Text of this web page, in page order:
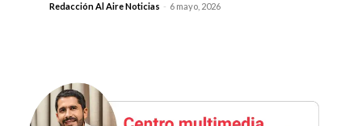
Redacción Al Aire Noticias - 6 mayo, 2026